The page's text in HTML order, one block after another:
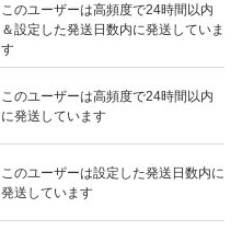
このユーザーは高頻度で24時間以内
＆設定した発送日数内に発送していま
す
このユーザーは高頻度で24時間以内
に発送しています
このユーザーは設定した発送日数内に
発送しています
いいね！
5,400